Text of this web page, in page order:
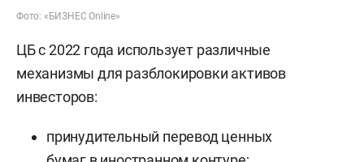
Фото: «БИЗНЕС Online»
ЦБ с 2022 года использует различные
механизмы для разблокировки активов
инвесторов:
принудительный перевод ценных